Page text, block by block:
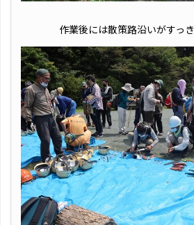
作業後には散策路沿いがすっ